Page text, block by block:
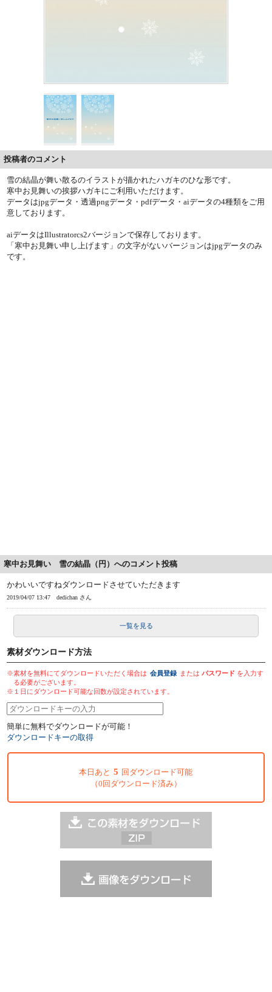
投稿者のコメント
雪の結晶が舞い散るのイラストが描かれたハガキのひな形です。
寒中お見舞いの挨拶ハガキにご利用いただけます。
データはjpgデータ・透過pngデータ・pdfデータ・aiデータの4種類をご用
意しております。
aiデータはIllustratorcs2バージョンで保存しております。
「寒中お見舞い申し上げます」の文字がないバージョンはjpgデータのみ
です。
寒中お見舞い 雪の結晶（円）へのコメント投稿
かわいいですねダウンロードさせていただきます
2019/04/07 13:47 dedichan さん
一覧を見る
素材ダウンロード方法
※素材を無料にてダウンロードいただく場合は 会員登録 またはパスワード を入力す
る必要がございます。
※１日にダウンロード可能な回数が設定されています。
簡単に無料でダウンロードが可能！
ダウンロードキーの取得
本日あと 5 回ダウンロード可能
（0回ダウンロード済み）